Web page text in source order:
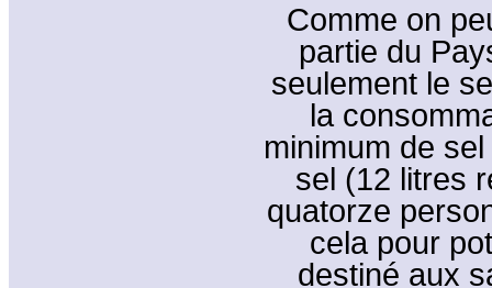
Comme on
partie du
seulement le
la
minimum de
sel (12 litres
quatorze
cela pour
destiné aux